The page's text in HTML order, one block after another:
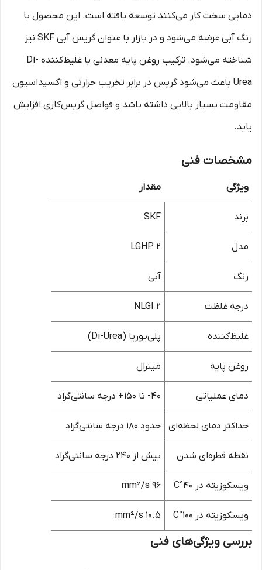
دمایی سخت کار می‌کنند توسعه یافته است. این محصول با
رنگ آبی عرضه می‌شود و در بازار با عنوان گریس آبی SKF نیز
شناخته می‌شود. ترکیب روغن پایه معدنی با غلیظ‌کننده Di-
Urea باعث می‌شود گریس در برابر تخریب حرارتی و اکسیداسیون
مقاومت بسیار بالایی داشته باشد و فواصل گریس‌کاری افزایش
یابد.
مشخصات فنی
ویژگی مقدار
برند SKF
مدل LGHP 2
رنگ آبی
درجه غلظت NLGI 2
غلیظ‌کننده پلی‌یوریا (Di-Urea)
روغن پایه مینرال
دمای عملیاتی 40- تا 150+ درجه سانتی‌گراد
حداکثر دمای لحظه‌ای حدود 180 درجه سانتی‌گراد
نقطه قطره‌ای شدن بیش از 240 درجه سانتی‌گراد
ویسکوزیته در 40°C 96 mm²/s
ویسکوزیته در 100°C 10.5 mm²/s
بررسی ویژگی‌های فنی